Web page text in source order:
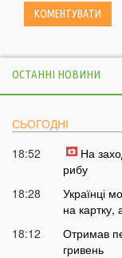
ОСТАННІ НОВИНИ
СЬОГОДНІ
18:52
На
рибу
18:28
Українці
на
18:12
Отримав
гривень